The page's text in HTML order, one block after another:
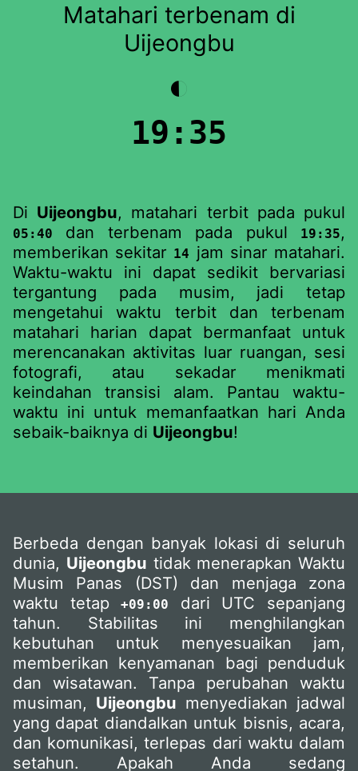
Matahari terbenam di
Uijeongbu
◐
19:35
Di Uijeongbu, matahari terbit pada pukul
05:40 dan terbenam pada pukul 19:35,
memberikan sekitar 14 jam sinar matahari.
Waktu-waktu ini dapat sedikit bervariasi
tergantung pada musim, jadi tetap
mengetahui waktu terbit dan terbenam
matahari harian dapat bermanfaat untuk
merencanakan aktivitas luar ruangan, sesi
fotografi, atau sekadar menikmati
keindahan transisi alam. Pantau waktu-
waktu ini untuk memanfaatkan hari Anda
sebaik-baiknya di Uijeongbu!
Berbeda dengan banyak lokasi di seluruh
dunia, Uijeongbu tidak menerapkan Waktu
Musim Panas (DST) dan menjaga zona
waktu tetap+09:00
dari UTC sepanjang
tahun. Stabilitas ini menghilangkan
kebutuhan untuk menyesuaikan jam,
memberikan kenyamanan bagi penduduk
dan wisatawan. Tanpa perubahan waktu
musiman, Uijeongbu menyediakan jadwal
yang dapat diandalkan untuk bisnis, acara,
dan komunikasi, terlepas dari waktu dalam
setahun. Apakah Anda sedang